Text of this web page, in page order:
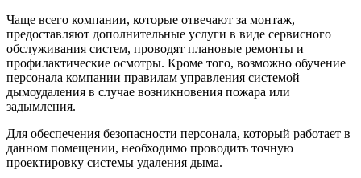
Чаще всего компании, которые отвечают за монтаж,
предоставляют дополнительные услуги в виде сервисного
обслуживания систем, проводят плановые ремонты и
профилактические осмотры. Кроме того, возможно обучение
персонала компании правилам управления системой
дымоудаления в случае возникновения пожара или
задымления.
Для обеспечения безопасности персонала, который работает в
данном помещении, необходимо проводить точную
проектировку системы удаления дыма.